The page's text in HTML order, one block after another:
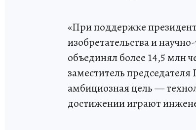
«При поддержке
изобретательства и
объединял более 14,5
заместитель
амбициозная цель —
достижении играют